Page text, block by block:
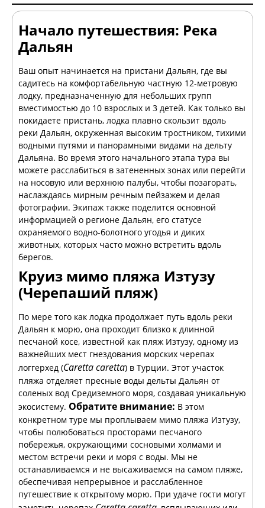
Начало путешествия: Река
Дальян
Ваш опыт начинается на пристани Дальян, где вы
садитесь на комфортабельную частную 12-метровую
лодку, предназначенную для небольших групп
вместимостью до 10 взрослых и 3 детей. Как только вы
покидаете пристань, лодка плавно скользит вдоль
реки Дальян, окруженная высоким тростником, тихими
водными путями и панорамными видами на дельту
Дальяна. Во время этого начального этапа тура вы
можете расслабиться в затененных зонах или перейти
на носовую или верхнюю палубы, чтобы позагорать,
наслаждаясь мирным речным пейзажем и делая
фотографии. Экипаж также поделится основной
информацией о регионе Дальян, его статусе
охраняемого водно-болотного угодья и диких
животных, которых часто можно встретить вдоль
берегов.
Круиз мимо пляжа Изтузу
(Черепаший пляж)
По мере того как лодка продолжает путь вдоль реки
Дальян к морю, она проходит близко к длинной
песчаной косе, известной как пляж Изтузу, одному из
важнейших мест гнездования морских черепах
логгерхед (Caretta caretta) в Турции. Этот участок
пляжа отделяет пресные воды дельты Дальян от
соленых вод Средиземного моря, создавая уникальную
экосистему. Обратите внимание: В этом
конкретном туре мы проплываем мимо пляжа Изтузу,
чтобы полюбоваться просторами песчаного
побережья, окружающими сосновыми холмами и
местом встречи реки и моря с воды. Мы не
останавливаемся и не высаживаемся на самом пляже,
обеспечивая непрерывное и расслабленное
путешествие к открытому морю. При удаче гости могут